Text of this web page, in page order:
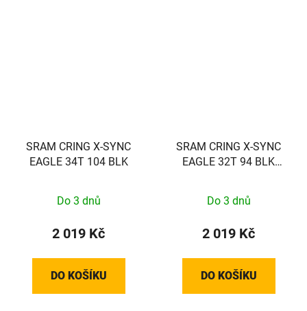
SRAM CRING X-SYNC
EAGLE 34T 104 BLK
Do 3 dnů
2 019 Kč
DO KOŠÍKU
SRAM CRING X-SYNC
EAGLE 32T 94 BLK
Do 3 dnů
2 019 Kč
DO KOŠÍKU